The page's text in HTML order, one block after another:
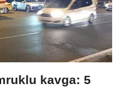
kavga: 5